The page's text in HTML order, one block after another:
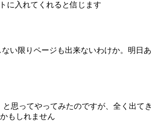
に入れてくれると信じます
い限りページも出来ないわけか。明日
思ってやってみたのですが、全く出て
もしれません